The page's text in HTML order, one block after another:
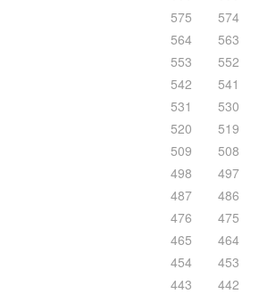
575
574
564
563
553
552
542
541
531
530
520
519
509
508
498
497
487
486
476
475
465
464
454
453
443
442